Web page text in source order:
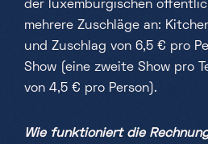
der luxemburgischen
mehrere Zuschläge an:
und Zuschlag von 6,5 € pro
Show (eine zweite Show pro
von 4,5 € pro Person).
Wie funktioniert die